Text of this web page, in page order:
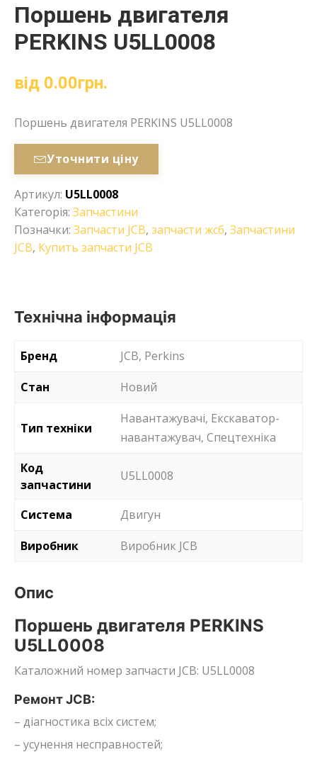
Поршень двигателя
PERKINS U5LL0008
від 0.00грн.
Поршень двигателя PERKINS U5LL0008
Уточнити ціну
Артикул: U5LL0008
Категорія: Запчастини
Позначки: Запчасти JCB, запчасти жсб, Запчастини
JCB, Купить запчасти JCB
Технічна інформація
Бренд
JCB, Perkins
Стан
Новий
Тип техніки
Навантажувачі, Екскаватор-
навантажувач, Спецтехніка
Код
запчастини
U5LL0008
Система
Двигун
Виробник
Виробник JCB
Опис
Поршень двигателя PERKINS
U5LL0008
Каталожний номер запчасти JCB: U5LL0008
Ремонт JCB:
– діагностика всіх систем;
– усунення несправностей;